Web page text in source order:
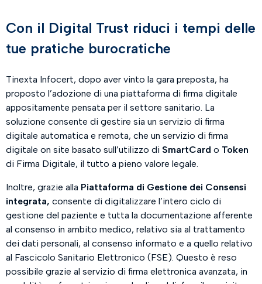
Con il Digital Trust riduci i tempi delle
tue pratiche burocratiche
Tinexta Infocert, dopo aver vinto la gara preposta, ha
proposto l’adozione di una piattaforma di firma digitale
appositamente pensata per il settore sanitario. La
soluzione consente di gestire sia un servizio di firma
digitale automatica e remota, che un servizio di firma
digitale on site basato sull’utilizzo di SmartCard o Token
di Firma Digitale, il tutto a pieno valore legale.
Inoltre, grazie alla Piattaforma di Gestione dei Consensi
integrata, consente di digitalizzare l’intero ciclo di
gestione del paziente e tutta la documentazione afferente
al consenso in ambito medico, relativo sia al trattamento
dei dati personali, al consenso informato e a quello relativo
al Fascicolo Sanitario Elettronico (FSE). Questo è reso
possibile grazie al servizio di firma elettronica avanzata, in